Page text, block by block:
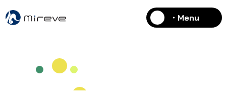
・Menu